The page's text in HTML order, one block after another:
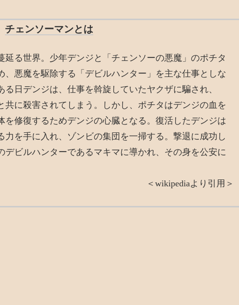
チェンソーマンとは
延る世界。少年デンジと「チェンソーの悪魔」のポチタ
、悪魔を駆除する「デビルハンター」を主な仕事としな
日デンジは、仕事を斡旋していたヤクザに騙され、
共に殺害されてしまう。しかし、ポチタはデンジの血を
を修復するためデンジの心臓となる。復活したデンジは
力を手に入れ、ゾンビの集団を一掃する。撃退に成功し
デビルハンターであるマキマに導かれ、その身を公安に
＜wikipediaより引用＞